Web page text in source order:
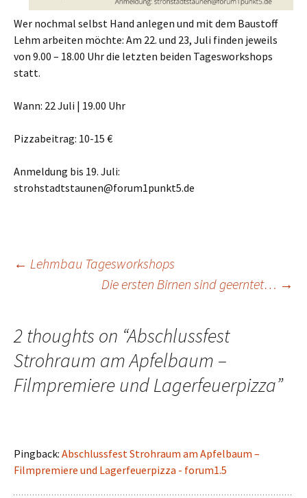
Wer nochmal selbst Hand anlegen und mit dem Baustoff
Lehm arbeiten möchte: Am 22. und 23, Juli finden jeweils
von 9.00 – 18.00 Uhr die letzten beiden Tagesworkshops
statt.
Wann: 22 Juli | 19.00 Uhr
Pizzabeitrag: 10-15 €
Anmeldung bis 19. Juli:
strohstadtstaunen@forum1punkt5.de
← Lehmbau Tagesworkshops
Die ersten Birnen sind geerntet… →
2 thoughts on “Abschlussfest
Strohraum am Apfelbaum –
Filmpremiere und Lagerfeuerpizza”
Pingback: Abschlussfest Strohraum am Apfelbaum –
Filmpremiere und Lagerfeuerpizza - forum1.5